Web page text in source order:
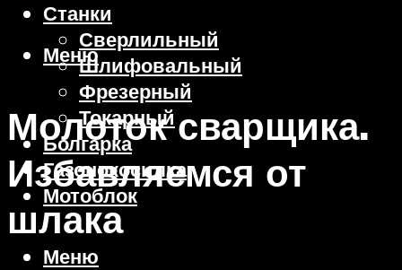
Станки
Сверлильный
Шлифовальный
Фрезерный
Токарный
Болгарка
Газонокосилка
Мотоблок
Меню
Меню
Молоток сварщика.
Избавляемся от
шлака